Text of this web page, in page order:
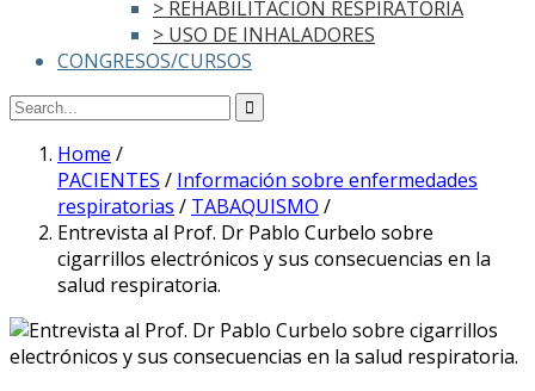
> REHABILITACIÓN RESPIRATORIA
> USO DE INHALADORES
CONGRESOS/CURSOS
Home /
PACIENTES / Información sobre enfermedades
respiratorias / TABAQUISMO /
Entrevista al Prof. Dr Pablo Curbelo sobre
cigarrillos electrónicos y sus consecuencias en la
salud respiratoria.